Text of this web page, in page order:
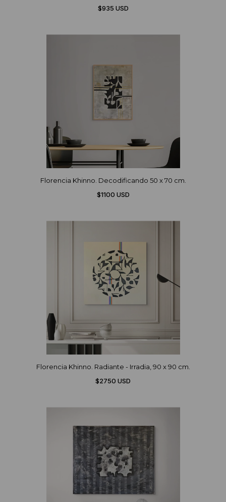
$935 USD
Florencia Khinno. Decodificando 50 x 70 cm.
$1100 USD
Florencia Khinno. Radiante - Irradia, 90 x 90 cm.
$2750 USD